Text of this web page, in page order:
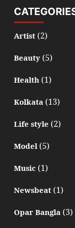
Artist(2)
Beauty(5)
Health(1)
Kolkata(13)
Life style (2)
Model(5)
Music(1)
Newsbeat(1)
Opar Bangla(3)